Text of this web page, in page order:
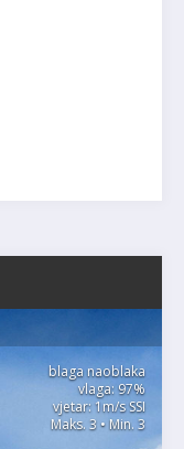
blaga naoblaka
vlaga: 97%
vjetar: 1m/s SSI
Maks. 3 • Min. 3